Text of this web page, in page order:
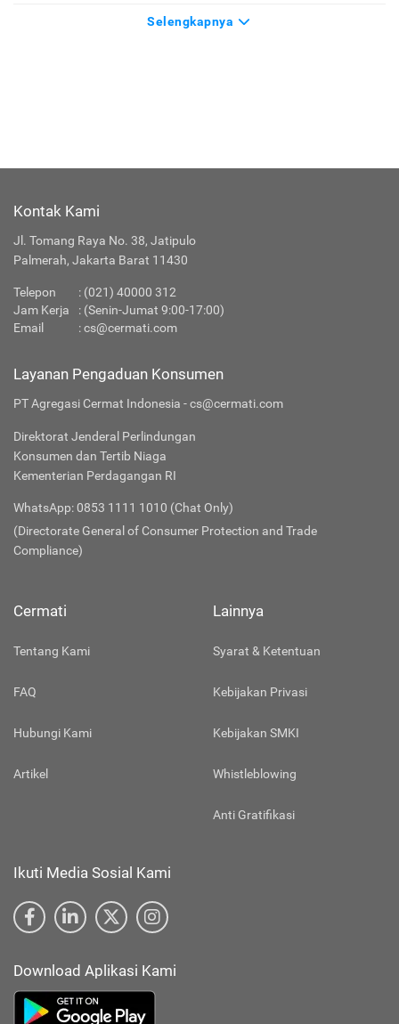
Selengkapnya
Kontak Kami
Jl. Tomang Raya No. 38, Jatipulo
Palmerah, Jakarta Barat 11430
Telepon : (021) 40000 312
Jam Kerja
: (Senin-Jumat 9:00-17:00)
Email
:cs@cermati.com
Layanan Pengaduan Konsumen
PT Agregasi Cermat Indonesia - cs@cermati.com
Direktorat Jenderal Perlindungan
Konsumen dan Tertib Niaga
Kementerian Perdagangan RI
WhatsApp: 0853 1111 1010 (Chat Only)
(Directorate General of Consumer Protection and Trade
Compliance)
Cermati
Tentang Kami
FAQ
Hubungi Kami
Artikel
Lainnya
Syarat & Ketentuan
Kebijakan Privasi
Kebijakan SMKI
Whistleblowing
Anti Gratifikasi
Ikuti Media Sosial Kami
Download Aplikasi Kami